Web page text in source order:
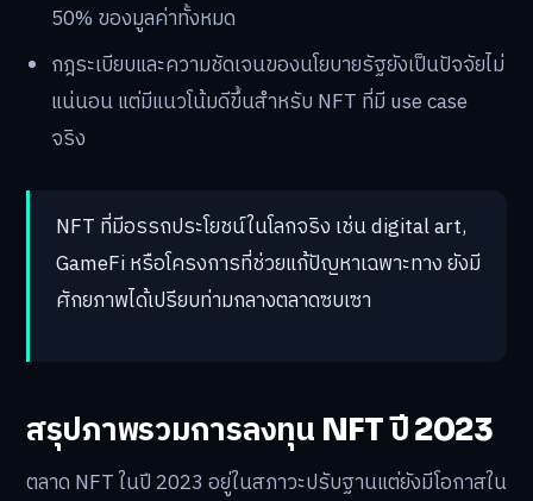
50% ของมูลค่าทั้งหมด
กฎระเบียบและความชัดเจนของนโยบายรัฐยังเป็นปัจจัยไม่
แน่นอน แต่มีแนวโน้มดีขึ้นสำหรับ NFT ที่มี use case
จริง
NFT ที่มีอรรถประโยชน์ในโลกจริง เช่น digital art,
GameFi หรือโครงการที่ช่วยแก้ปัญหาเฉพาะทาง ยังมี
ศักยภาพได้เปรียบท่ามกลางตลาดซบเซา
สรุปภาพรวมการลงทุน NFT ปี 2023
ตลาด NFT ในปี 2023 อยู่ในสภาวะปรับฐานแต่ยังมีโอกาสใน